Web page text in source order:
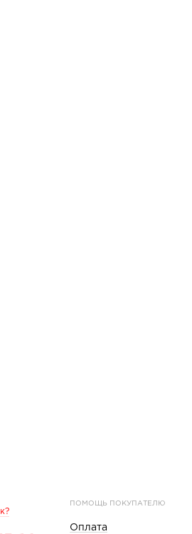
ПОМОЩЬ ПОКУПАТЕЛЮ
Оплата